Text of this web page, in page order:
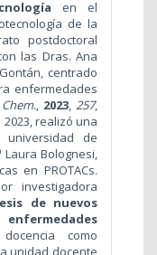
en el
de la
postdoctoral
las Dras. Ana
centrado
enfermedades
, 2023,257,
2023, realizó una
de
Laura Bolognesi,
en PROTACs.
investigadora
de nuevos
como
unidad docente